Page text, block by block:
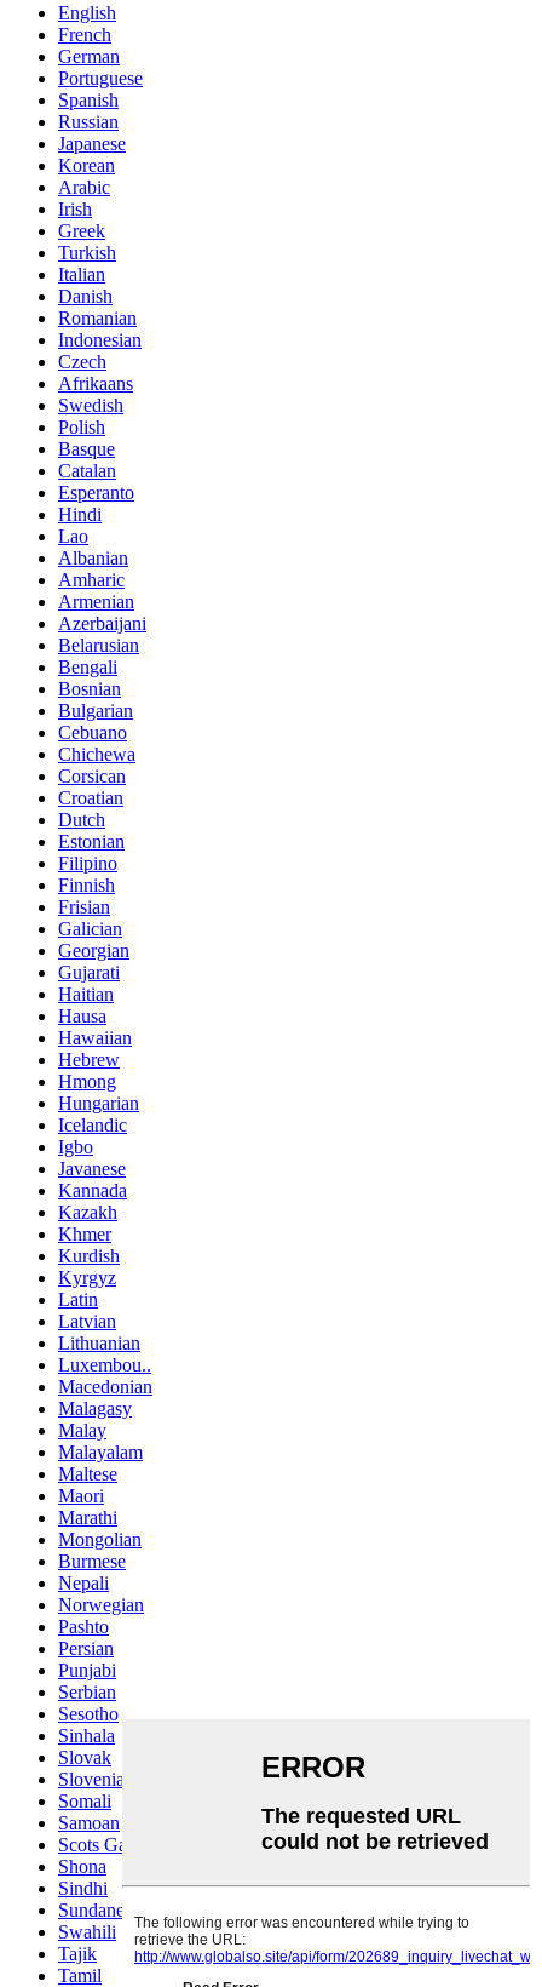
English
French
German
Portuguese
Spanish
Russian
Japanese
Korean
Arabic
Irish
Greek
Turkish
Italian
Danish
Romanian
Indonesian
Czech
Afrikaans
Swedish
Polish
Basque
Catalan
Esperanto
Hindi
Lao
Albanian
Amharic
Armenian
Azerbaijani
Belarusian
Bengali
Bosnian
Bulgarian
Cebuano
Chichewa
Corsican
Croatian
Dutch
Estonian
Filipino
Finnish
Frisian
Galician
Georgian
Gujarati
Haitian
Hausa
Hawaiian
Hebrew
Hmong
Hungarian
Icelandic
Igbo
Javanese
Kannada
Kazakh
Khmer
Kurdish
Kyrgyz
Latin
Latvian
Lithuanian
Luxembou..
Macedonian
Malagasy
Malay
Malayalam
Maltese
Maori
Marathi
Mongolian
Burmese
Nepali
Norwegian
Pashto
Persian
Punjabi
Serbian
Sesotho
Sinhala
Slovak
Slovenian
Somali
Samoan
Scots Gaelic
Shona
Sindhi
Sundanese
Swahili
Tajik
Tamil